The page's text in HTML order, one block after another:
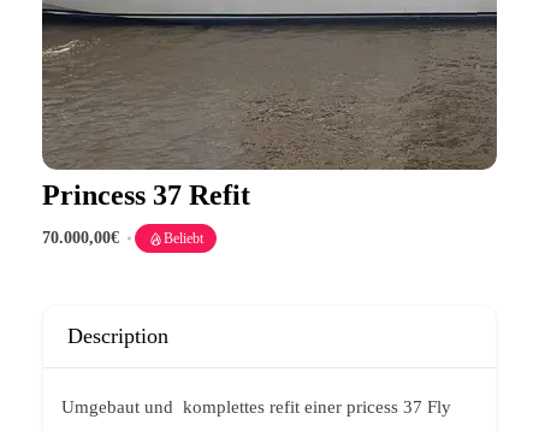
Princess 37 Refit
70.000,00€ Beliebt
Description
Umgebaut und komplettes refit einer pricess 37 Fly